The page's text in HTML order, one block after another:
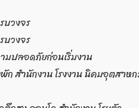
วงจร
วงจร
ปลอดภัยก่อนเริ่มงาน
สำนักงาน โรงงาน นิคมอุตสาหก